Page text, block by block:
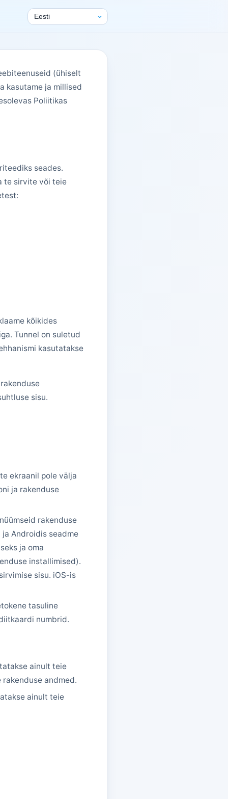
(ühiselt
kasutame ja millised
Poliitikas
seades.
te sirvite või teie
kõikides
Tunnel on suletud
kasutatakse
sisu.
ekraanil pole välja
ja rakenduse
rakenduse
Androidis seadme
ja oma
installimised).
sisu. iOS-is
tasuline
numbrid.
ainult teie
andmed.
ainult teie